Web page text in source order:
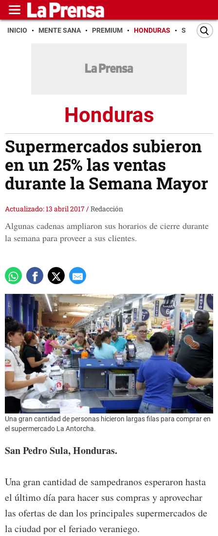
INICIO MENTE SANA PREMIUM HONDURAS SAN PEDRO
Honduras
Supermercados subieron
en un 25% las ventas
durante la Semana Mayor
Actualizado: 13 abril 2017/Redacción
Algunas cadenas ampliaron sus horarios de cierre durante
la semana para proveer a sus clientes.
Una gran cantidad de personas hicieron largas filas para comprar en
el supermercado La Antorcha.
San Pedro Sula, Honduras.
Una gran cantidad de sampedranos esperaron hasta
el último día para hacer sus compras y aprovechar
las ofertas de dan los principales supermercados de
la ciudad por el feriado veraniego.